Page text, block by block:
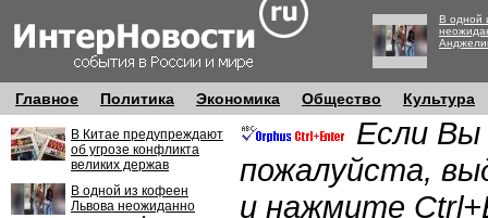
В одной
Главное Политика Экономика Общество Культура
В Китае предупреждают
об угрозе конфликта
великих держав
В одной из кофеен
Львова неожиданно
Если Вы
пожалуйста,
и нажмите